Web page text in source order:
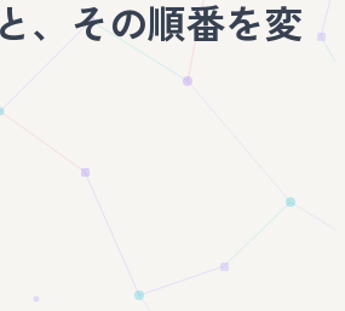
、その順番を変